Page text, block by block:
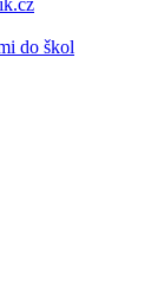
do škol